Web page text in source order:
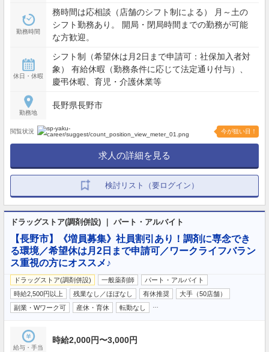
勤務時間
務時間は応相談（店舗のシフト制による） 月～土の
シフト勤務あり。 開局・閉局時間までの勤務が可能
な方歓迎。
休日・休暇
シフト制（希望休は月2日まで申請可：社保加入者対
象） 有給休暇（勤務条件に応じて法定通り付与）、
慶弔休暇、育児・介護休業等
勤務地
長野県長野市
閲覧状況 今が狙い目！
求人の詳細を見る
検討リスト（要ログイン）
ドラッグストア(調剤併設) ｜ パート・アルバイト
【長野市】《増員募集》社員割引あり！調剤に専念でき
る環境／希望休は月2日まで申請可／ワークライフバラン
ス重視の方にオススメ♪
ドラッグストア(調剤併設) 一般薬剤師
パート・アルバイト
時給2,500円以上
残業なし／ほぼなし 有休推奨
大手（50店舗）
副業・Wワーク可
産休・育休 転勤なし
給与・手当
時給2,000円〜3,000円